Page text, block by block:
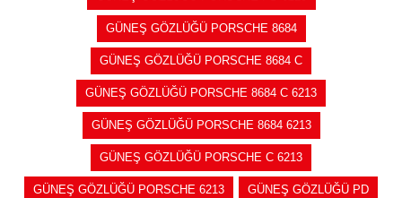
GÜNEŞ GÖZLÜĞÜ PORSCHE 8684
GÜNEŞ GÖZLÜĞÜ PORSCHE 8684 C
GÜNEŞ GÖZLÜĞÜ PORSCHE 8684 C 6213
GÜNEŞ GÖZLÜĞÜ PORSCHE 8684 6213
GÜNEŞ GÖZLÜĞÜ PORSCHE C 6213
GÜNEŞ GÖZLÜĞÜ PORSCHE 6213 GÜNEŞ GÖZLÜĞÜ PD